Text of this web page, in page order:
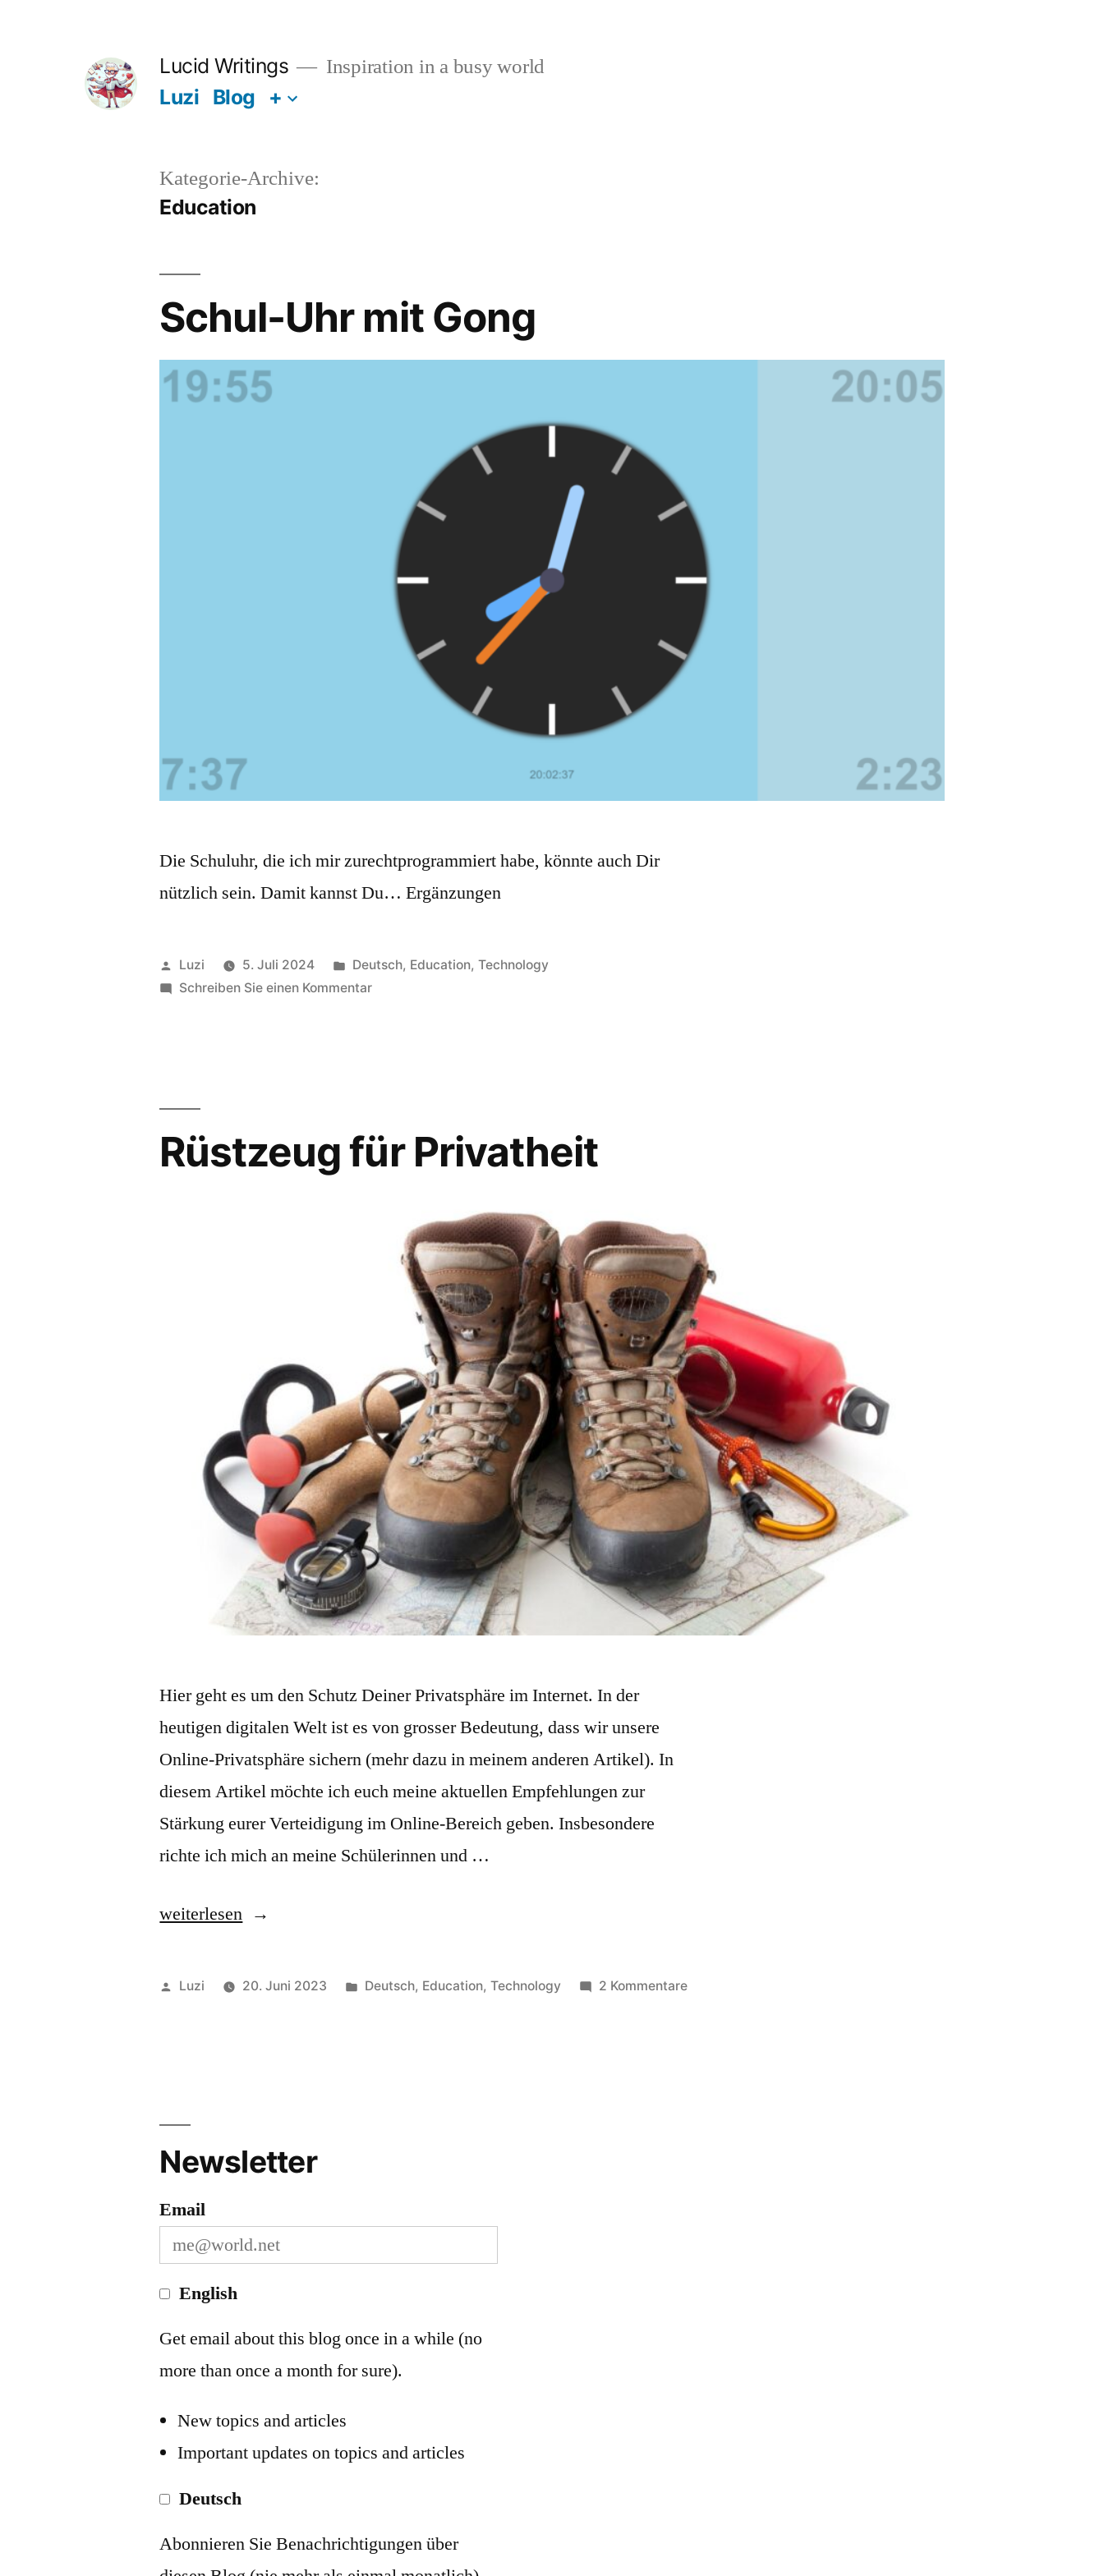
Lucid Writings Inspiration in a busy world
Luzi Blog +
Kategorie-Archive:
Education
Schul-Uhr mit Gong
Die Schuluhr, die ich mir zurechtprogrammiert habe, könnte auch Dir
nützlich sein. Damit kannst Du… Ergänzungen
Veröffentlicht
von
Luzi 5. Juli 2024
Veröffentlicht
in
Deutsch, Education, Technology
Schreiben Sie einen Kommentarzu
Rüstzeug für Privatheit
Hier geht es um den Schutz Deiner Privatsphäre im Internet. In der
heutigen digitalen Welt ist es von grosser Bedeutung, dass wir unsere
Online-Privatsphäre sichern (mehr dazu in meinem anderen Artikel). In
diesem Artikel möchte ich euch meine aktuellen Empfehlungen zur
Stärkung eurer Verteidigung im Online-Bereich geben. Insbesondere
richte ich mich an meine Schülerinnen und …
«Rüstzeug
Privatheit»
weiterlesen
Veröffentlicht
Luzi 20. Juni 2023
Veröffentlicht
Deutsch, Education, Technology 2 Kommentarezu
Newsletter
Email
English
Get email about this blog once in a while (no
more than once a month for sure).
New topics and articles
Important updates on topics and articles
Deutsch
Abonnieren Sie Benachrichtigungen über